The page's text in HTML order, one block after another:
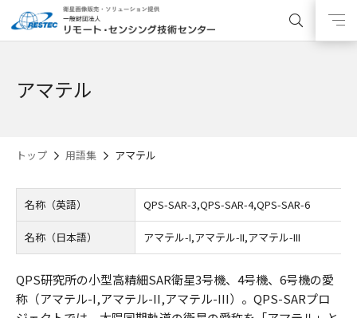
アマテル
トップ 用語集 アマテル
名称（英語） QPS-SAR-3,QPS-SAR-4,QPS-SAR-6
名称（日本語） アマテル-I,アマテル-II,アマテル-III
QPS研究所の小型高精細SAR衛星3号機、4号機、6号機の愛
称（アマテル-I,アマテル-II,アマテル-III）。QPS-SARプロ